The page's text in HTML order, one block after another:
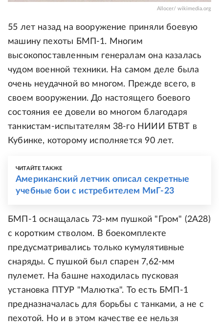
Allocer/ wikimedia.org
55 лет назад на вооружение приняли боевую
машину пехоты БМП-1. Многим
высокопоставленным генералам она казалась
чудом военной техники. На самом деле была
очень неудачной во многом. Прежде всего, в
своем вооружении. До настоящего боевого
состояния ее довели во многом благодаря
танкистам-испытателям 38-го НИИИ БТВТ в
Кубинке, которому исполняется 90 лет.
ЧИТАЙТЕ ТАКЖЕ
Американский летчик описал секретные
учебные бои с истребителем МиГ-23
БМП-1 оснащалась 73-мм пушкой "Гром" (2А28)
с коротким стволом. В боекомплекте
предусматривались только кумулятивные
снаряды. С пушкой был спарен 7,62-мм
пулемет. На башне находилась пусковая
установка ПТУР "Малютка". То есть БМП-1
предназначалась для борьбы с танками, а не с
пехотой. Но и в этом качестве ее нельзя